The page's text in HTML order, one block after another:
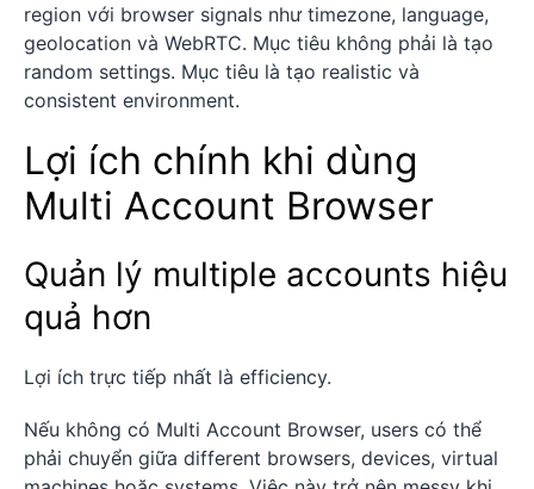
region với browser signals như timezone, language,
geolocation và WebRTC. Mục tiêu không phải là tạo
random settings. Mục tiêu là tạo realistic và
consistent environment.
Lợi ích chính khi dùng
Multi Account Browser
Quản lý multiple accounts hiệu
quả hơn
Lợi ích trực tiếp nhất là efficiency.
Nếu không có Multi Account Browser, users có thể
phải chuyển giữa different browsers, devices, virtual